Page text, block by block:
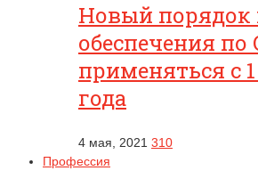
Новый
обеспечения
применяться с
года
4 мая, 2021 310
Профессия